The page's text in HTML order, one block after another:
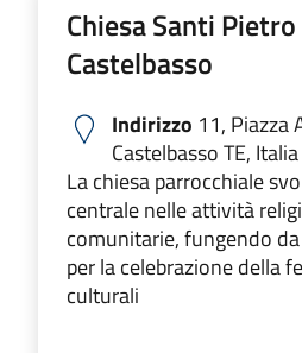
Chiesa Santi
Castelbasso
Indirizzo 11, Piazza
Castelbasso TE, Italia
La chiesa parrocchiale
centrale nelle attività
comunitarie, fungendo
per la celebrazione della
culturali